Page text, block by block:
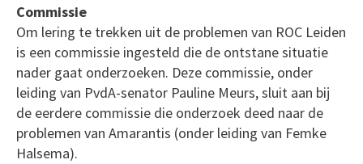
Commissie
Om lering te trekken uit de problemen van ROC Leiden
is een commissie ingesteld die de ontstane situatie
nader gaat onderzoeken. Deze commissie, onder
leiding van PvdA-senator Pauline Meurs, sluit aan bij
de eerdere commissie die onderzoek deed naar de
problemen van Amarantis (onder leiding van Femke
Halsema).